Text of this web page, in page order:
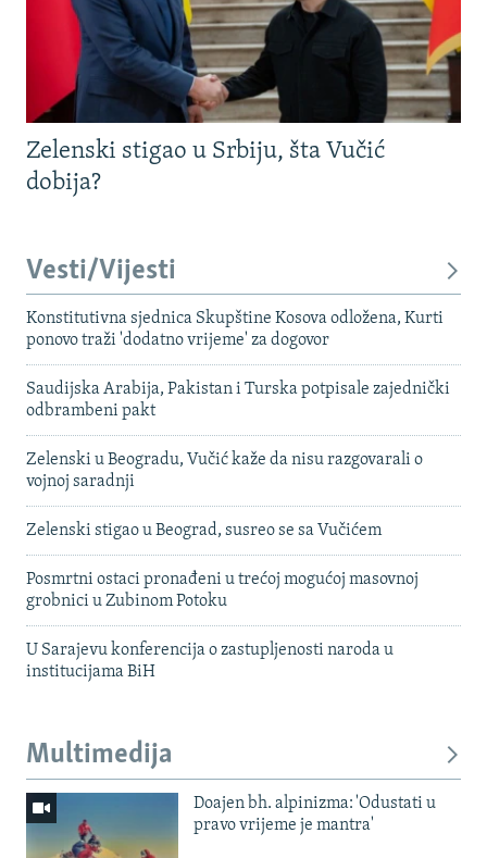
Zelenski stigao u Srbiju, šta Vučić
dobija?
Vesti/Vijesti
Konstitutivna sjednica Skupštine Kosova odložena, Kurti
ponovo traži 'dodatno vrijeme' za dogovor
Saudijska Arabija, Pakistan i Turska potpisale zajednički
odbrambeni pakt
Zelenski u Beogradu, Vučić kaže da nisu razgovarali o
vojnoj saradnji
Zelenski stigao u Beograd, susreo se sa Vučićem
Posmrtni ostaci pronađeni u trećoj mogućoj masovnoj
grobnici u Zubinom Potoku
U Sarajevu konferencija o zastupljenosti naroda u
institucijama BiH
Multimedija
Doajen bh. alpinizma: 'Odustati u
pravo vrijeme je mantra'